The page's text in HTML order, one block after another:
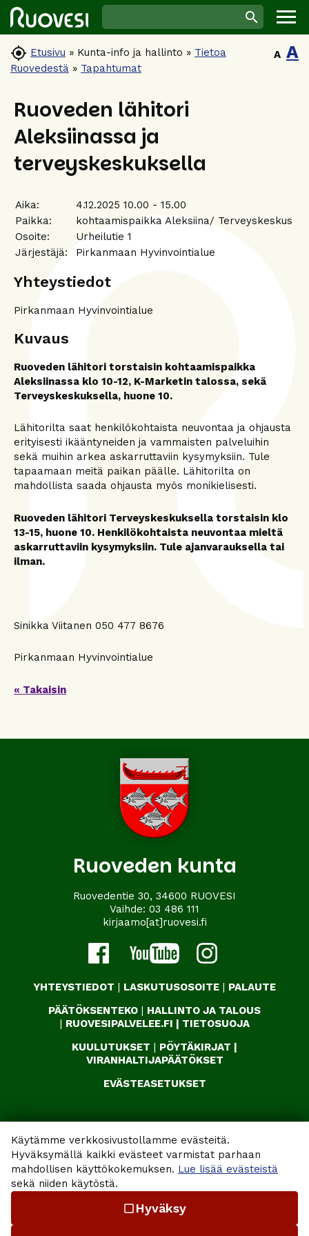
Käytämme verkkosivustollamme evästeitä.
Hyväksymällä kaikki evästeet varmistat parhaan
mahdollisen käyttökokemuksen. Lue lisää evästeistä
sekä niiden käytöstä.
check_box_outline_blank Hyväksy
 Etusivu » Kunta-info ja hallinto » Tietoa
Ruovedestä » Tapahtumat
A A
Ruoveden lähitori
Aleksiinassa ja
terveyskeskuksella
Aika:
4.12.2025 10.00 - 15.00
Paikka:
kohtaamispaikka Aleksiina/ Terveyskeskus
Osoite:
Urheilutie 1
Järjestäjä:
Pirkanmaan Hyvinvointialue
Yhteystiedot
Pirkanmaan Hyvinvointialue
Kuvaus
Ruoveden lähitori torstaisin kohtaamispaikka
Aleksiinassa klo 10-12, K-Marketin talossa, sekä
Terveyskeskuksella, huone 10.
Lähitorilta saat henkilökohtaista neuvontaa ja ohjausta
erityisesti ikääntyneiden ja vammaisten palveluihin
sekä muihin arkea askarruttaviin kysymyksiin. Tule
tapaamaan meitä paikan päälle. Lähitorilta on
mahdollista saada ohjausta myös monikielisesti.
Ruoveden lähitori Terveyskeskuksella torstaisin klo
13-15, huone 10. Henkilökohtaista neuvontaa mieltä
askarruttaviin kysymyksiin. Tule ajanvarauksella tai
ilman.
Sinikka Viitanen 050 477 8676
Pirkanmaan Hyvinvointialue
« Takaisin
Ruoveden kunta
Ruovedentie 30, 34600 RUOVESI
Vaihde: 03 486 111
kirjaamo[at]ruovesi.fi
YHTEYSTIEDOT | LASKUTUSOSOITE | PALAUTE
PÄÄTÖKSENTEKO | HALLINTO JA TALOUS
| RUOVESIPALVELEE.FI | TIETOSUOJA
KUULUTUKSET | PÖYTÄKIRJAT |
VIRANHALTIJAPÄÄTÖKSET
EVÄSTEASETUKSET